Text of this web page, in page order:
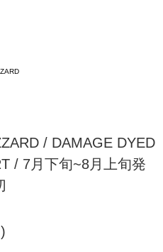
/ DAMAGE DYED
/ 7月下旬~8月上旬発